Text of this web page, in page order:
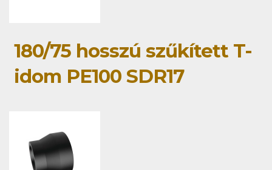
180/75 hosszú szűkített T-
idom PE100 SDR17